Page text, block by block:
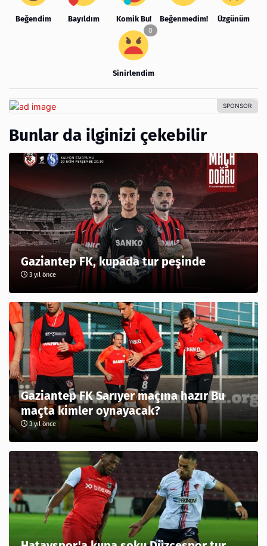
Beğendim Bayıldım Komik Bu! Beğenmedim! Üzgünüm
Sinirlendim
Bunlar da ilginizi çekebilir
Gaziantep FK, kupada tur peşinde
3 yıl önce
Gaziantep FK Sarıyer maçına hazır Bu
maçta kimler oynayacak?
3 yıl önce